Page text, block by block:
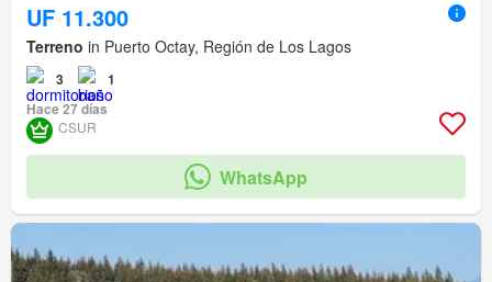
UF 11.300
Terreno in Puerto Octay, Región de Los Lagos
3
1
Hace 27 días
CSUR
WhatsApp